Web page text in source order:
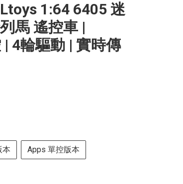
1:64 6405 迷
馬 遙控車 |
| 4輪驅動 | 實時傳
本
Apps 單控版本